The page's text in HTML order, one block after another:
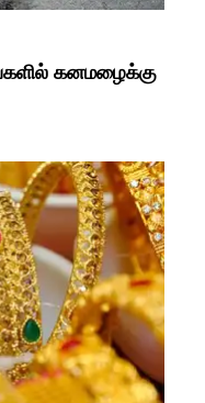
கனமழைக்கு